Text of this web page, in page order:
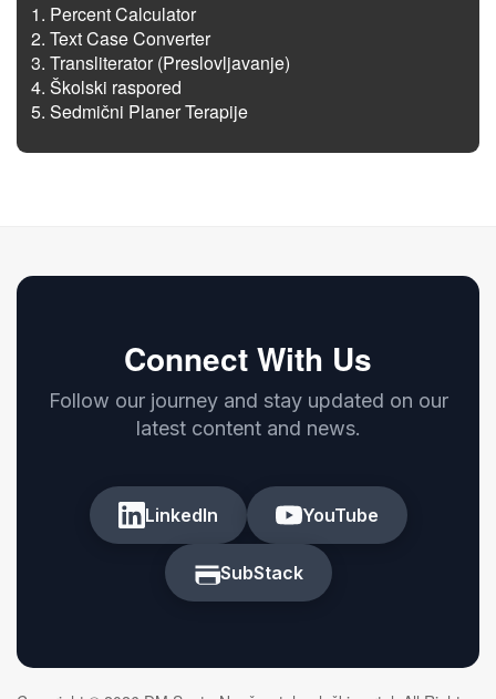
Percent Calculator
Text Case Converter
Transliterator (Preslovljavanje)
Školski raspored
Sedmični Planer Terapije
Connect With Us
Follow our journey and stay updated on our
latest content and news.
LinkedIn YouTube
SubStack